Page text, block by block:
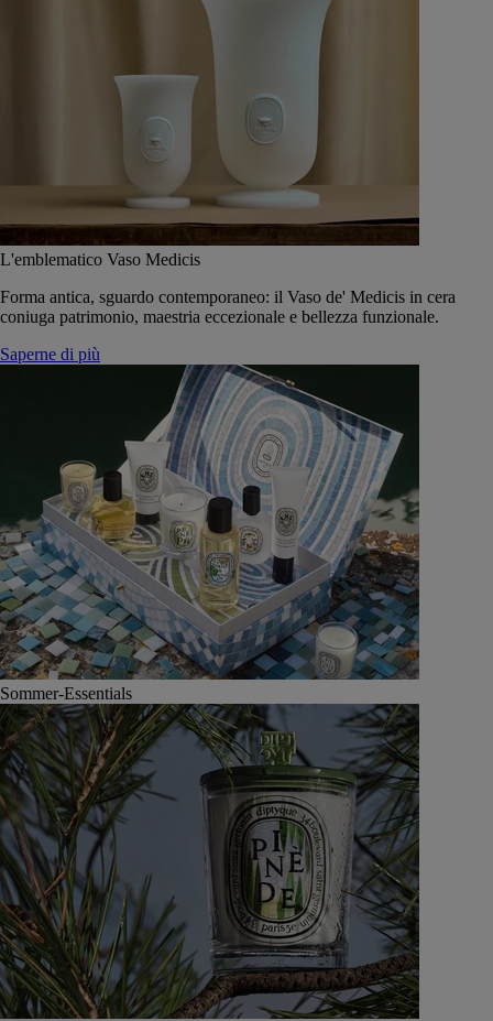
L'emblematico Vaso Medicis
Forma antica, sguardo contemporaneo: il Vaso de' Medicis in cera
coniuga patrimonio, maestria eccezionale e bellezza funzionale.
Saperne di più
Sommer-Essentials